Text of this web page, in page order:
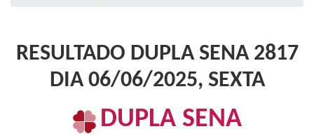
RESULTADO DUPLA SENA 2817
DIA 06/06/2025, SEXTA
DUPLA SENA